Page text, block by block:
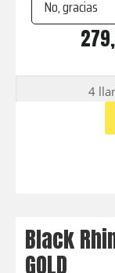
GOLD
cantidad
4
Black
GOLD